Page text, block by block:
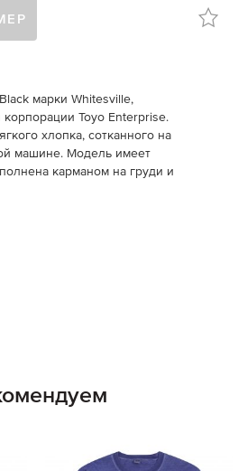
марки Whitesville,
Toyo Enterprise.
хлопка, сотканного на
машине. Модель имеет
карманом на груди и